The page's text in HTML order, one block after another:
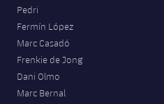
Pedri
Fermín López
Marc Casadó
Frenkie de Jong
Dani Olmo
Marc Bernal